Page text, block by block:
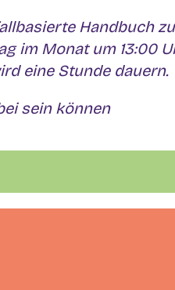
Handbuch
im Monat um 13:00
eine Stunde dauern.
sein können